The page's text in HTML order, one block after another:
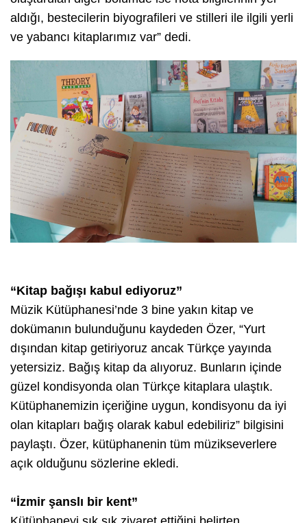
aldığı, bestecilerin biyografileri ve stilleri ile ilgili yerli
ve yabancı kitaplarımız var” dedi.
“Kitap bağışı kabul ediyoruz”
Müzik Kütüphanesi’nde 3 bine yakın kitap ve
dokümanın bulunduğunu kaydeden Özer, “Yurt
dışından kitap getiriyoruz ancak Türkçe yayında
yetersiziz. Bağış kitap da alıyoruz. Bunların içinde
güzel kondisyonda olan Türkçe kitaplara ulaştık.
Kütüphanemizin içeriğine uygun, kondisyonu da iyi
olan kitapları bağış olarak kabul edebiliriz” bilgisini
paylaştı. Özer, kütüphanenin tüm müzikseverlere
açık olduğunu sözlerine ekledi.
“İzmir şanslı bir kent”